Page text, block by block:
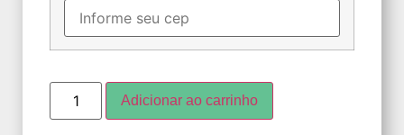
Adicionar ao carrinho